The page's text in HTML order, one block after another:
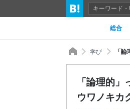
総合
学び
「論理的
ウワノキカ